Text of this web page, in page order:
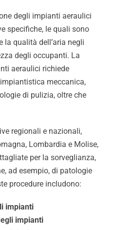
degli impianti aeraulici
specifiche, le quali sono
qualità dell’aria negli
degli occupanti. La
aeraulici richiede
meccanica,
di pulizia, oltre che
regionali e nazionali,
Lombardia e Molise,
per la sorveglianza,
ad esempio, di patologie
procedure includono:
impianti
impianti